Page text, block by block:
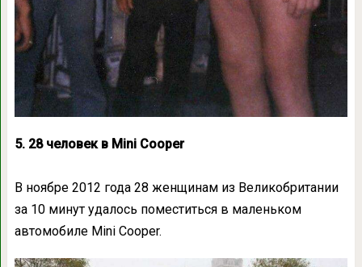
5. 28 человек в Mini Cooper
В ноябре 2012 года 28 женщинам из Великобритании
за 10 минут удалось поместиться в маленьком
автомобиле Mini Cooper.